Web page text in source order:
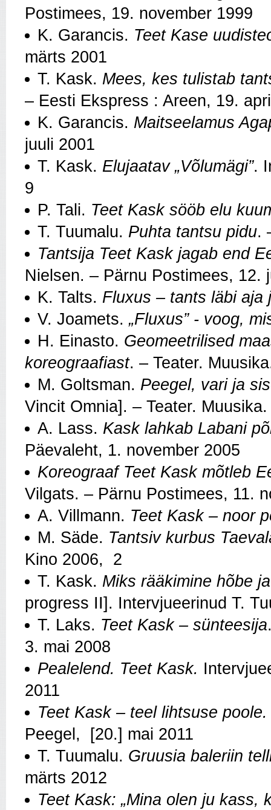
Postimees, 19. november 1999
K. Garancis. Teet Kase
märts 2001
T. Kask. Mees, kes tulistab
– Eesti Ekspress : Areen, 19.
K. Garancis. Maitseelamus
juuli 2001
T. Kask. Elujaatav „Võlumägi”.
9
P. Tali. Teet Kask sööb elu
T. Tuumalu. Puhta tantsu pidu.
Tantsija Teet Kask jagab end
Nielsen. – Pärnu Postimees, 12.
K. Talts. Fluxus – tants läbi aja
V. Joamets. „Fluxus” - voog,
H. Einasto. Geomeetrilised
koreograafiast. – Teater.
M. Goltsman. Peegel, vari ja
Vincit Omnia]. – Teater.
A. Lass. Kask lahkab Labani
Päevaleht, 1. november 2005
Koreograaf Teet Kask mõtleb
Vilgats. – Pärnu Postimees, 11.
A. Villmann. Teet Kask – noor
M. Säde. Tantsiv kurbus
Kino 2006, 2
T. Kask. Miks rääkimine hõbe
progress II]. Intervjueerinud T.
T. Laks. Teet Kask – sünteesija
3. mai 2008
Pealelend. Teet Kask.
2011
Teet Kask – teel lihtsuse poole.
Peegel, [20.] mai 2011
T. Tuumalu. Gruusia baleriin
märts 2012
Teet Kask: „Mina olen ju kass,